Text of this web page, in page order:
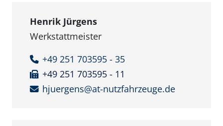
Henrik Jürgens
Werkstattmeister
+49 251 703595 - 35
+49 251 703595 - 11
hjuergens@at-nutzfahrzeuge.de